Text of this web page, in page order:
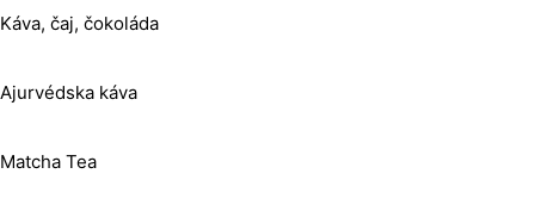
Káva, čaj, čokoláda
Ajurvédska káva
Matcha Tea